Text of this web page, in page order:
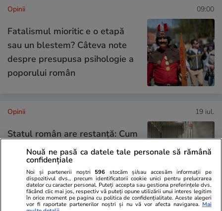
Opinii 09:00
Fatalismul mioritic e o etapă
sau un blestem? Câteva note
despre presupusa psihologie a
poporului român
Opinii 19 iul.
Statul român are restanță: Cum
ne prăbușim competitivitatea și
siguranța națională prin
abandonul educației
Nouă ne pasă ca datele tale personale să rămână
confidențiale
Noi și partenerii noștri 596 stocăm și/sau accesăm informații pe
dispozitivul dvs., precum identificatorii cookie unici pentru prelucrarea
datelor cu caracter personal. Puteți accepta sau gestiona preferințele dvs.
făcând clic mai jos, respectiv vă puteți opune utilizării unui interes legitim
în orice moment pe pagina cu politica de confidențialitate. Aceste alegeri
vor fi raportate partenerilor noștri și nu vă vor afecta navigarea. Mai